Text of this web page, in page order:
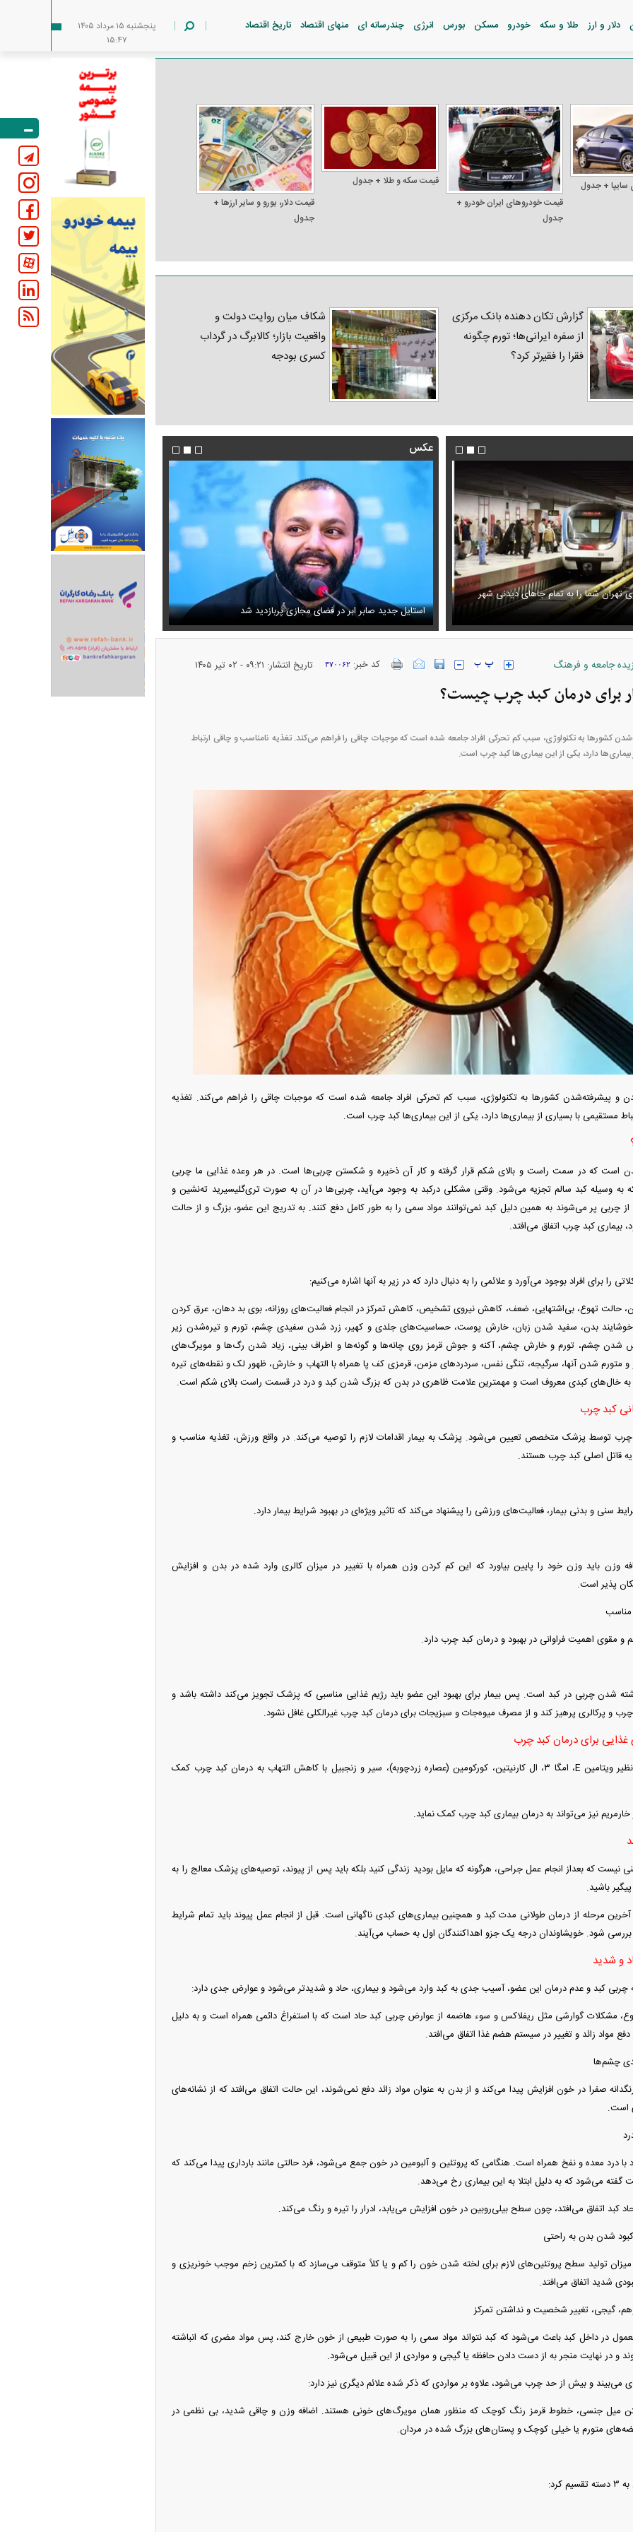
دلار و ارز طلا و سکه خودرو مسکن بورس انرژی چندرسانه ای منهای اقتصاد تاریخ اقتصاد
پنجشنبه ۱۵ مرداد ۱۴۰۵
۱۵:۴۷
+ جدول
قیمت خودرو‌های ایران خودرو +
جدول
قیمت سکه و طلا + جدول
قیمت دلار، یورو و سایر ارز‌ها +
جدول
گزارش تکان‌ دهنده بانک مرکزی
از سفره ایرانی‌ها؛ تورم چگونه
فقرا را فقیرتر کرد؟
شکاف میان روایت دولت و
واقعیت بازار؛ کالابرگ در گرداب
کسری بودجه
تهران شما را به تمام جاهای دیدنی شهر
ببینید | سید محمد خاتمی چگونه عمامه می‌بندد؟ حمله خلبانان ایرانی به پایگاه آمریکا بدون GPS
عکس
همه را متعجب کرد استایل جدید صابر ابر در فضای مجازی پربازدید شد عکس تاریخی ثریا اسفندیاری در کاخ گلستان ۷۵ سال
جامعه و فرهنگ کد خبر:۳۷۰۰۶۲ تاریخ انتشار: ۰۹:۲۱ - ۰۲ تير ۱۴۰۵
برای درمان کبد چرب چیست؟
کشور‌ها به تکنولوژی، سبب کم تحرکی افراد جامعه شده است که موجبات چاقی را فراهم می‌کند. تغذیه نامناسب و چاقی ارتباط
دارد، یکی از این بیماری‌ها کبد چرب است.
و پیشرفته‌شدن کشور‌ها به تکنولوژی، سبب کم تحرکی افراد جامعه شده است که موجبات چاقی را فراهم می‌کند. تغذیه
مستقیمی با بسیاری از بیماری‌ها دارد، یکی از این بیماری‌ها کبد چرب است.
است که در سمت راست و بالای شکم قرار گرفته و کار آن ذخیره و شکستن چربی‌ها است. در هر وعده غذایی ما چربی
که به وسیله کبد سالم تجزیه می‌شود. وقتی مشکلی درکبد به وجود می‌آید، چربی‌ها در آن به صورت تری‌گلیسیرید ته‌نشین و
از چربی پر می‌شوند به همین دلیل کبد نمی‌توانند مواد سمی را به طور کامل دفع کنند. به تدریج این عضو، بزرگ و از حالت
بیماری کبد چرب اتفاق می‌افتد.
را برای افراد بوجود می‌آورد و علائمی را به دنبال دارد که در زیر به آنها اشاره می‌کنیم:
تهوع، بی‌اشتهایی، ضعف، کاهش نیروی تشخیص، کاهش تمرکز در انجام فعالیت‌های روزانه، بوی بد دهان، عرق کردن
بدن، سفید شدن زبان، خارش پوست، حساسیت‌های جلدی و کهیر، زرد شدن سفیدی چشم، تورم و تیره‌شدن زیر
شدن چشم، تورم و خارش چشم، آکنه و جوش قرمز روی چانه‌ها و گونه‌ها و اطراف بینی، زیاد شدن رگ‌ها و مویرگ‌های
متورم شدن آنها، سرگیجه، تنگی نفس، سردرد‌های مزمن، قرمزی کف پا همراه با التهاب و خارش، ظهور لک و نقطه‌های تیره
خال‌های کبدی معروف است و مهمترین علامت ظاهری در بدن که بزرگ شدن کبد و درد در قسمت راست بالای شکم است.
کبد چرب
چرب توسط پزشک متخصص تعیین می‌شود. پزشک به بیمار اقدامات لازم را توصیه می‌کند. در واقع ورزش، تغذیه مناسب و
قاتل اصلی کبد چرب هستند.
سنی و بدنی بیمار، فعالیت‌های ورزشی را پیشنهاد می‌کند که تاثیر ویژه‌ای در بهبود شرایط بیمار دارد.
وزن باید وزن خود را پایین بیاورد که این کم کردن وزن همراه با تغییر در میزان کالری وارد شده در بدن و افزایش
پذیر است.
مناسب
و مقوی اهمیت فراوانی در بهبود و درمان کبد چرب دارد.
شدن چربی در کبد است. پس بیمار برای بهبود این عضو باید رژیم غذایی مناسبی که پزشک تجویز می‌کند داشته باشد و
و پرکالری پرهیز کند و از مصرف میوه‌جات و سبزیجات برای درمان کبد چرب غیر‌الکلی غافل نشود.
برای درمان کبد چرب
مصرف مکمل‌هایی نظیر ویتامین E، امگا ۳، ال کارنیتین، کورکومین (عصاره زردچوبه)، سیر و زنجبیل با کاهش التهاب به درمان کبد چرب کمک
خارمریم نیز می‌تواند به درمان بیماری کبد چرب کمک نماید.
نیست که بعداز انجام عمل جراحی، هرگونه که مایل بودید زندگی کنید بلکه باید پس از پیوند، توصیه‌های پزشک معالج را به
باشید.
مرحله از درمان طولانی مدت کبد و همچنین بیماری‌های کبدی ناگهانی است. قبل از انجام عمل پیوند باید تمام شرایط
بررسی شود. خویشاوندان درجه یک جزو اهداکنندگان اول به حساب می‌آیند.
و شدید
چربی کبد و عدم درمان این عضو، آسیب جدی به کبد وارد می‌شود و بیماری، حاد و شدیدتر می‌شود و عوارض جدی دارد:
مشکلات گوارشی مثل ریفلاکس و سوء هاضمه از عوارض چربی کبد حاد است که با استفراغ دائمی همراه است و به دلیل
مواد زائد و تغییر در سیستم هضم غذا اتفاق می‌افتد.
چشم‌ها
صفرا در خون افزایش پیدا می‌کند و از بدن به عنوان مواد زائد دفع نمی‌شوند، این حالت اتفاق می‌افتد که از نشانه‌های
است.
با درد معده و نفخ همراه است. هنگامی که پروتئین و آلبومین در خون جمع می‌شود، فرد حالتی مانند بارداری پیدا می‌کند که
می‌شود که به دلیل ابتلا به این بیماری رخ می‌دهد.
کبد اتفاق می‌افتد، چون سطح بیلی‌روبین در خون افزایش می‌یابد، ادرار را تیره و رنگ می‌کند.
کبود شدن بدن به راحتی
تولید سطح پروتئین‌های لازم برای لخته شدن خون را کم و یا کلاً متوقف می‌سازد که با کمترین زخم موجب خونریزی و
شدید اتفاق می‌افتد.
گیجی، تغییر شخصیت و نداشتن تمرکز
در داخل کبد باعث می‌شود که کبد نتواند مواد سمی را به صورت طبیعی از خون خارج کند، پس مواد مضری که انباشته
و در نهایت منجر به از دست دادن حافظه یا گیجی و مواردی از این قبیل می‌شود.
و بیش از حد چرب می‌شود، علاوه بر مواردی که ذکر شده علائم دیگری نیز دارد:
میل جنسی، خطوط قرمز رنگ کوچک که منظور همان مویرگ‌های خونی هستند. اضافه وزن و چاقی شدید، بی نظمی در
متورم یا خیلی کوچک و پستان‌های بزرگ شده در مردان.
ارز‌ها + جدول قیمت خودرو‌های ایران خودرو + جدول قیمت سکه و طلا + جدول
مسکن؛ فنر
شده
کارنامه مردود محسن پاک‌ نژاد؛ از افت شدید
درآمد ارزی تا بازی با عزل و نصب‌ها
پیش‌بینی بورس امروز دوشنبه ۱۲ مرداد ماه
۱۴۰۵
فوری بهمن دیزل
واردات خودرو از منطقه آزاد تهران؛ مناظره
داغی که بازار خودرو را تحت تأثیر قرار داد
قیمت خودرو وارد فاز جدید شد/ اولین
واکنش بازار به تحولات سیاسی + جدول
قدرت تهدید
است؟
رونمایی از پوکو M ۸ پاور با باتری ۸۰۰۰
میلی‌آمپرساعتی
چین از بمب افکن H-۶N با موشک هسته‌ای
رونمایی کرد